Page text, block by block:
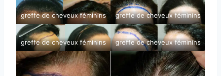
greffe de cheveux féminins greffe de cheveux féminins
greffe de cheveux féminins greffe de cheveux féminins